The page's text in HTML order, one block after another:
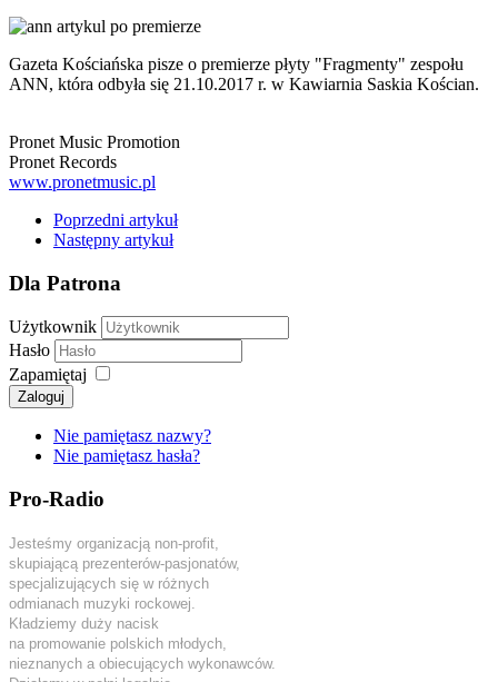
Gazeta Kościańska pisze o premierze płyty "Fragmenty" zespołu
ANN, która odbyła się 21.10.2017 r. w Kawiarnia Saskia Kościan.
Pronet Music Promotion
Pronet Records
www.pronetmusic.pl
Poprzedni artykuł
Następny artykuł
Dla Patrona
Użytkownik
Hasło
Zapamiętaj
Zaloguj
Nie pamiętasz nazwy?
Nie pamiętasz hasła?
Pro-Radio
Jesteśmy organizacją non-profit,
skupiającą prezenterów-pasjonatów,
specjalizujących się w różnych
odmianach muzyki rockowej.
Kładziemy duży nacisk
na promowanie polskich młodych,
nieznanych a obiecujących wykonawców.